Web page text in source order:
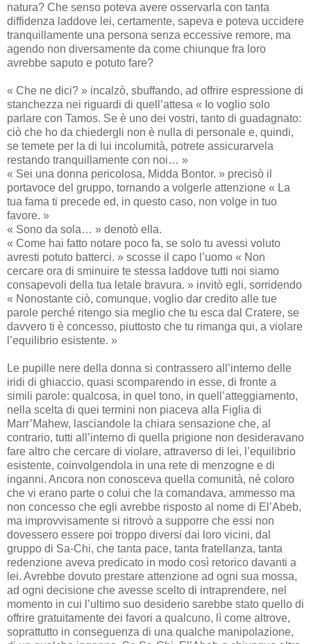
natura? Che senso poteva avere osservarla con tanta
diffidenza laddove lei, certamente, sapeva e poteva uccidere
tranquillamente una persona senza eccessive remore, ma
agendo non diversamente da come chiunque fra loro
avrebbe saputo e potuto fare?
« Che ne dici? » incalzò, sbuffando, ad offrire espressione di
stanchezza nei riguardi di quell’attesa « Io voglio solo
parlare con Tamos. Se è uno dei vostri, tanto di guadagnato:
ciò che ho da chiedergli non è nulla di personale e, quindi,
se temete per la di lui incolumità, potrete assicurarvela
restando tranquillamente con noi… »
« Sei una donna pericolosa, Midda Bontor. » precisò il
portavoce del gruppo, tornando a volgerle attenzione « La
tua fama ti precede ed, in questo caso, non volge in tuo
favore. »
« Sono da sola… » denotò ella.
« Come hai fatto notare poco fa, se solo tu avessi voluto
avresti potuto batterci. » scosse il capo l’uomo « Non
cercare ora di sminuire te stessa laddove tutti noi siamo
consapevoli della tua letale bravura. » invitò egli, sorridendo
« Nonostante ciò, comunque, voglio dar credito alle tue
parole perché ritengo sia meglio che tu esca dal Cratere, se
davvero ti è concesso, piuttosto che tu rimanga qui, a violare
l’equilibrio esistente. »
Le pupille nere della donna si contrassero all’interno delle
iridi di ghiaccio, quasi scomparendo in esse, di fronte a
simili parole: qualcosa, in quel tono, in quell’atteggiamento,
nella scelta di quei termini non piaceva alla Figlia di
Marr’Mahew, lasciandole la chiara sensazione che, al
contrario, tutti all’interno di quella prigione non desideravano
fare altro che cercare di violare, attraverso di lei, l’equilibrio
esistente, coinvolgendola in una rete di menzogne e di
inganni. Ancora non conosceva quella comunità, né coloro
che vi erano parte o colui che la comandava, ammesso ma
non concesso che egli avrebbe risposto al nome di El’Abeb,
ma improvvisamente si ritrovò a supporre che essi non
dovessero essere poi troppo diversi dai loro vicini, dal
gruppo di Sa-Chi, che tanta pace, tanta fratellanza, tanta
redenzione aveva predicato in modo così retorico davanti a
lei. Avrebbe dovuto prestare attenzione ad ogni sua mossa,
ad ogni decisione che avesse scelto di intraprendere, nel
momento in cui l’ultimo suo desiderio sarebbe stato quello di
offrire gratuitamente dei favori a qualcuno, lì come altrove,
soprattutto in conseguenza di una qualche manipolazione,